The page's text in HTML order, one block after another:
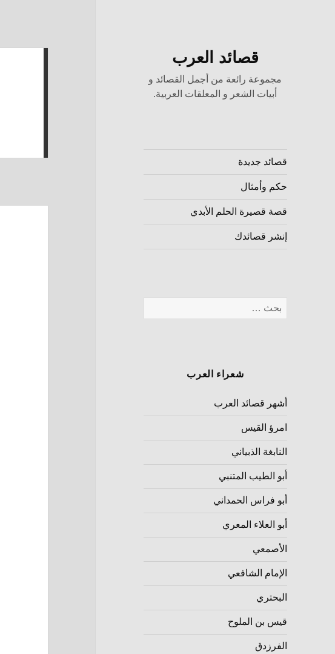
قصائد العرب
مجموعة رائعة من أجمل القصائد و
أبيات الشعر و المعلقات العربية.
قصائد جديدة
حكم وأمثال
قصة قصيرة الحلم الأبدي
إنشر قصائدك
شعراء العرب
أشهر قصائد العرب
امرؤ القيس
النابغة الذبياني
أبو الطيب المتنبي
أبو فراس الحمداني
أبو العلاء المعري
الأصمعي
الإمام الشافعي
البحتري
قيس بن الملوح
الفرزدق